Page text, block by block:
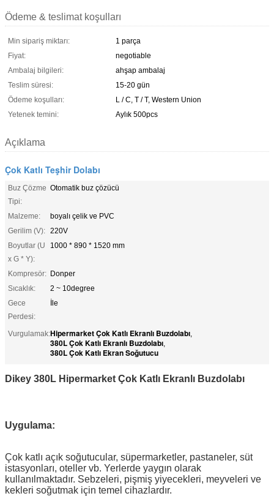
Ödeme & teslimat koşulları
Min sipariş miktarı:
1 parça
Fiyat:
negotiable
Ambalaj bilgileri:
ahşap ambalaj
Teslim süresi:
15-20 gün
Ödeme koşulları:
L / C, T / T, Western Union
Yetenek temini:
Aylık 500pcs
Açıklama
Çok Katlı Teşhir Dolabı
Buz Çözme
Tipi:
Otomatik buz çözücü
Malzeme:
boyalı çelik ve PVC
Gerilim (V): 220V
Boyutlar (U
x G * Y):
1000 * 890 * 1520 mm
Kompresör: Donper
Sıcaklık:
2 ~ 10degree
Gece
Perdesi:
İle
Vurgulamak:Hipermarket Çok Katlı Ekranlı Buzdolabı,
380L Çok Katlı Ekranlı Buzdolabı,
380L Çok Katlı Ekran Soğutucu
Dikey 380L Hipermarket Çok Katlı Ekranlı Buzdolabı
Uygulama:
Çok katlı açık soğutucular, süpermarketler, pastaneler, süt
istasyonları, oteller vb. Yerlerde yaygın olarak
kullanılmaktadır. Sebzeleri, pişmiş yiyecekleri, meyveleri ve
kekleri soğutmak için temel cihazlardır.